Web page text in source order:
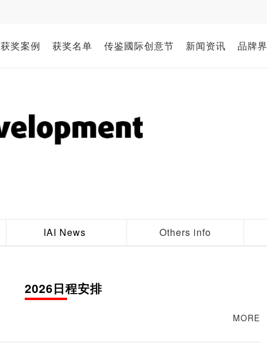
获奖案例 获奖名单 传鉴國际创意节 新闻资讯 品牌界
IAI News Others info
2026日程安排
MORE